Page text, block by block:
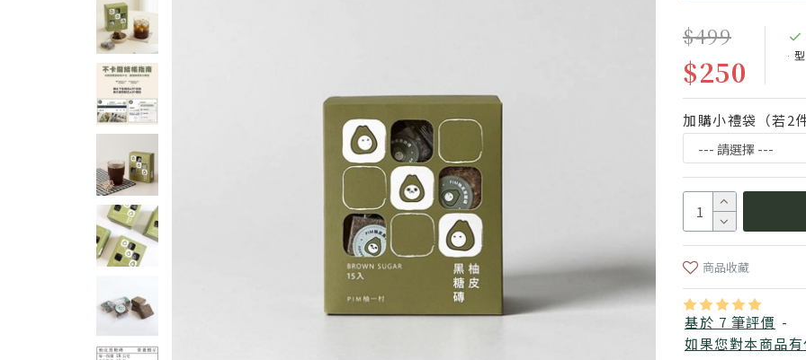
基於 7 筆評價 -
如果您對本商品
$250
$499
加購小禮袋（若2
商品收藏